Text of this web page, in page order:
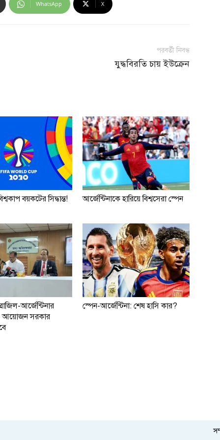
WhatsApp X
পরবর্তী নিবন্ধ
যুদ্ধবিরতি চায় ইউক্রেন
বয়কটের সিদ্ধান্ত! আর্জেন্টিনাকে হারিয়ে বিশ্বসেরা স্পেন
আর্জেন্টিনার
আয়োজন সরকার
স্পেন-আর্জেন্টিনা: শেষ হাসি কার?